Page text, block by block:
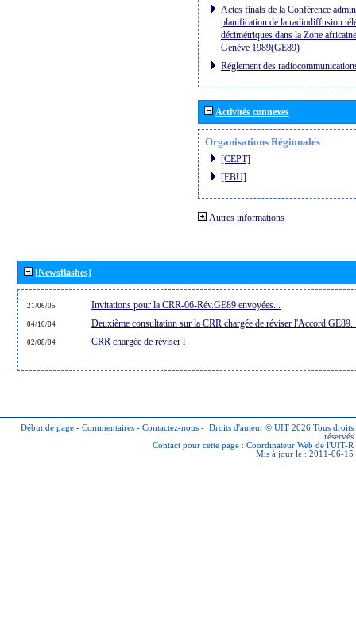
Actes finals de la Conférence
planification de la radiodiffusion
décimétriques dans la Zone
Genève 1989(GE89)
Réglement des
Activités connexes
Organisations Régionales
[CEPT]
[EBU]
Autres informations
[Newsflashes]
21/06/05 Invitations pour la CRR-06-Rév.GE89 envoyées...
04/10/04 Deuxième consultation sur la CRR chargée de réviser l'Accord
02/08/04 CRR chargée de réviser l
Début de page - Commentaires - Contactez-nous - Droits d'auteur © UIT 2026 Tous droits
réservés
Contact pour cette page : Coordinateur Web de l'UIT-R
Mis à jour le : 2011-06-15